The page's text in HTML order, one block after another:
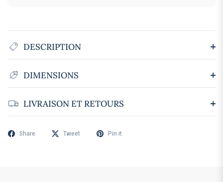
DESCRIPTION
DIMENSIONS
LIVRAISON ET RETOURS
Share Tweet Pin it